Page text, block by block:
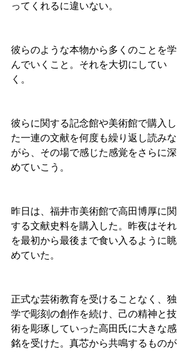
ってくれるに違いない。
彼らのような本物から多くのことを学
んでいくこと。それを大切にしてい
く。
彼らに関する記念館や美術館で購入し
た一連の文献を何度も繰り返し読みな
がら、その場で感じた感覚をさらに深
めていこう。
昨日は、福井市美術館で高田博厚に関
する文献史料を購入した。昨夜はそれ
を最初から最後まで食い入るように眺
めていた。
正式な芸術教育を受けることなく、独
学で彫刻の創作を続け、己の精神と技
術を彫琢していった高田氏に大きな感
銘を受けた。真芯から共鳴するものが